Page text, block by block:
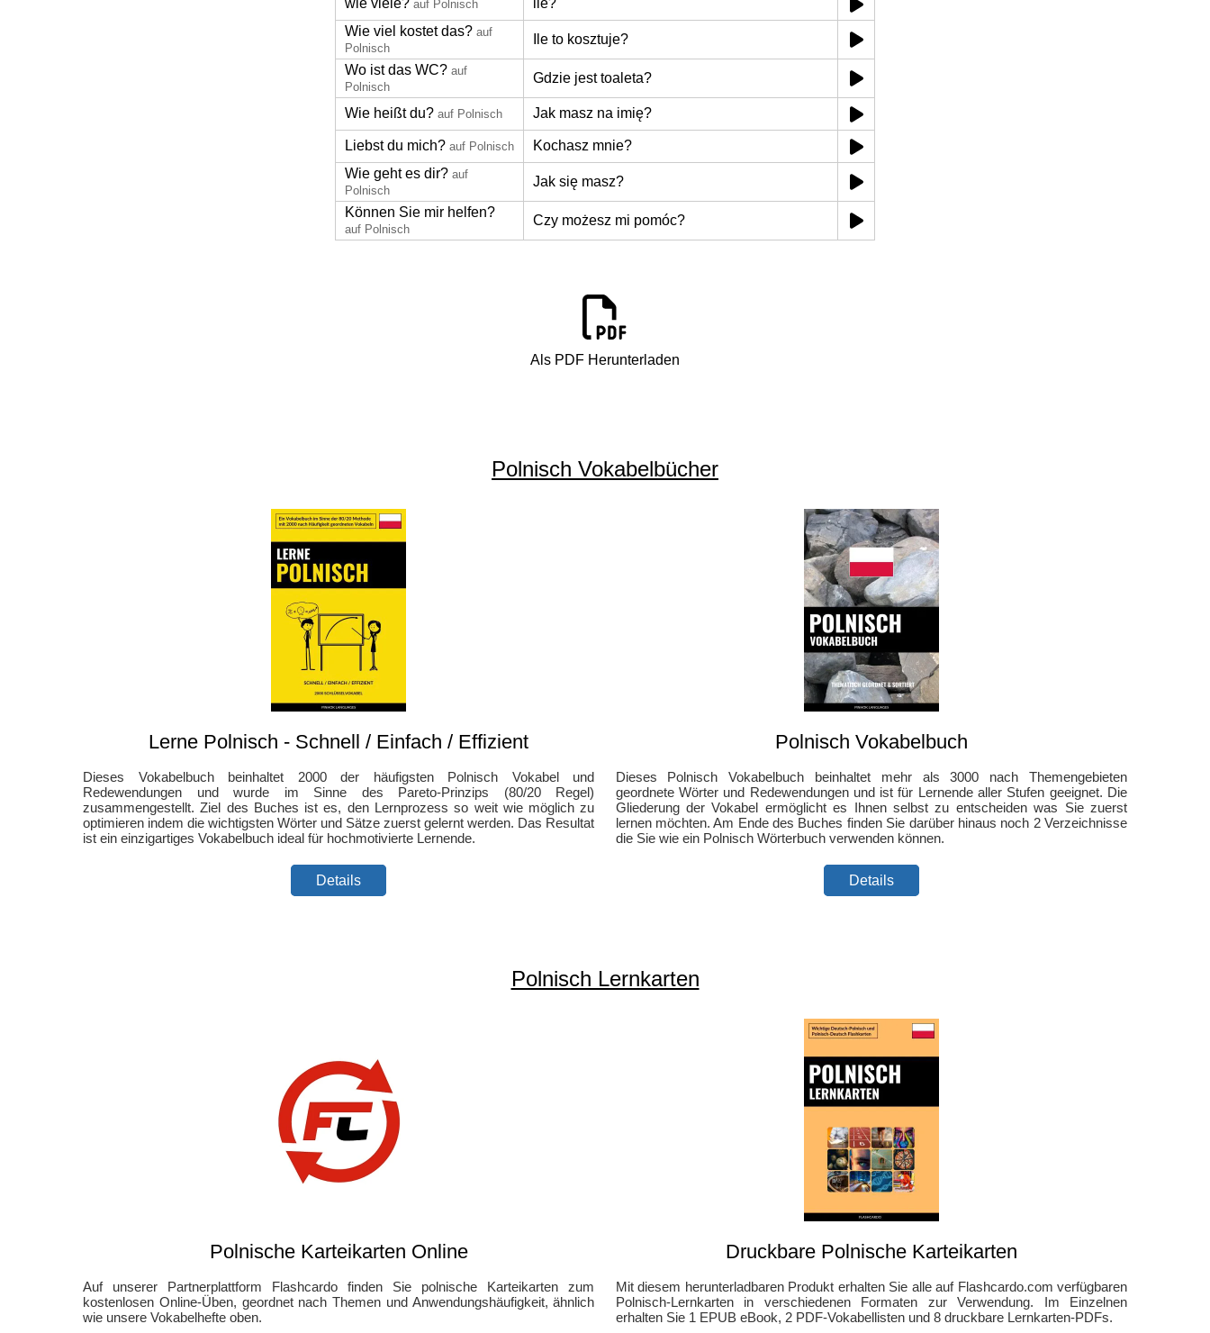
wie viele? auf Polnisch
ile?
Wie viel kostet das? auf
Polnisch
Ile to kosztuje?
Wo ist das WC? auf
Polnisch
Gdzie jest toaleta?
Wie heißt du? auf Polnisch Jak masz na imię?
Liebst du mich? auf Polnisch
Kochasz mnie?
Wie geht es dir? auf
Polnisch
Jak się masz?
Können Sie mir helfen?
auf Polnisch
Czy możesz mi pomóc?
Als PDF Herunterladen
Polnisch Vokabelbücher
Lerne Polnisch - Schnell / Einfach / Effizient
Dieses Vokabelbuch beinhaltet 2000 der häufigsten Polnisch Vokabel und
Redewendungen und wurde im Sinne des Pareto-Prinzips (80/20 Regel)
zusammengestellt. Ziel des Buches ist es, den Lernprozess so weit wie möglich zu
optimieren indem die wichtigsten Wörter und Sätze zuerst gelernt werden. Das Resultat
ist ein einzigartiges Vokabelbuch ideal für hochmotivierte Lernende.
Details
Polnisch Vokabelbuch
Dieses Polnisch Vokabelbuch beinhaltet mehr als 3000 nach Themengebieten
geordnete Wörter und Redewendungen und ist für Lernende aller Stufen geeignet. Die
Gliederung der Vokabel ermöglicht es Ihnen selbst zu entscheiden was Sie zuerst
lernen möchten. Am Ende des Buches finden Sie darüber hinaus noch 2 Verzeichnisse
die Sie wie ein Polnisch Wörterbuch verwenden können.
Details
Polnisch Lernkarten
Polnische Karteikarten Online
Auf unserer Partnerplattform Flashcardo finden Sie polnische Karteikarten zum
kostenlosen Online-Üben, geordnet nach Themen und Anwendungshäufigkeit, ähnlich
wie unsere Vokabelhefte oben.
Druckbare Polnische Karteikarten
Mit diesem herunterladbaren Produkt erhalten Sie alle auf Flashcardo.com verfügbaren
Polnisch-Lernkarten in verschiedenen Formaten zur Verwendung. Im Einzelnen
erhalten Sie 1 EPUB eBook, 2 PDF-Vokabellisten und 8 druckbare Lernkarten-PDFs.